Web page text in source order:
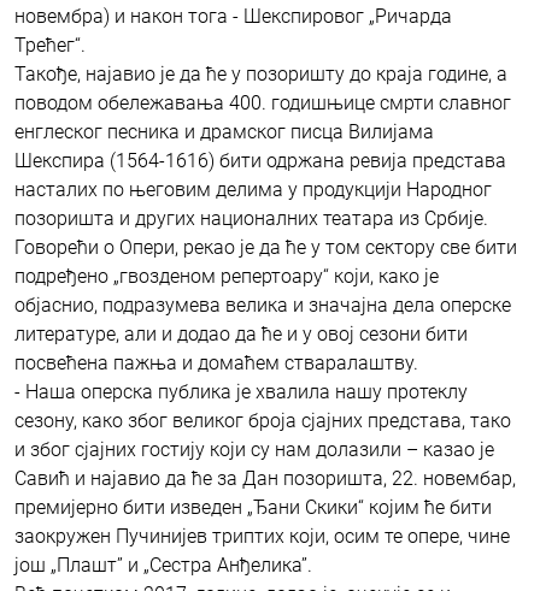
новембра) и након тога - Шекспировог „Ричарда
Трећег“.
Такође, најавио је да ће у позоришту до краја године, а
поводом обележавања 400. годишњице смрти славног
енглеског песника и драмског писца Вилијама
Шекспира (1564-1616) бити одржана ревија представа
насталих по његовим делима у продукцији Народног
позоришта и других националних театара из Србије.
Говорећи о Опери, рекао је да ће у том сектору све бити
подређено „гвозденом репертоару“ који, како је
објаснио, подразумева велика и значајна дела оперске
литературе, али и додао да ће и у овој сезони бити
посвећена пажња и домаћем стваралаштву.
- Наша оперска публика је хвалила нашу протеклу
сезону, како због великог броја сјајних представа, тако
и због сјајних гостију који су нам долазили – казао је
Савић и најавио да ће за Дан позоришта, 22. новембар,
премијерно бити изведен „Ђани Скики“ којим ће бити
заокружен Пучинијев триптих који, осим те опере, чине
још „Плашт” и „Сестра Анђелика”.